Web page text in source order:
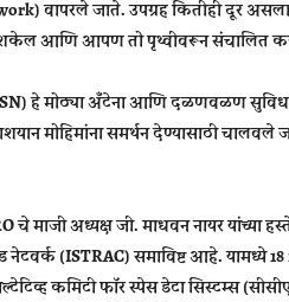
वापरले जाते. उपग्रह कितीही दूर
शकेल आणि आपण तो पृथ्वीवरून संचालित
हे मोठ्या अँटेना आणि दळणवळण
मोहिमांना समर्थन देण्यासाठी चालवले
चे माजी अध्यक्ष जी. माधवन नायर यांच्या
नेटवर्क (ISTRAC) समाविष्ट आहे. यामध्ये
कमिटी फॉर स्पेस डेटा सिस्टम्स